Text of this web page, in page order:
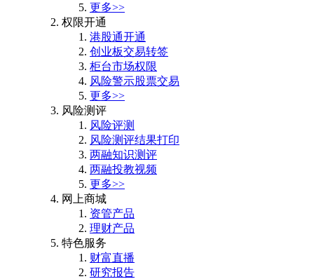
更多>>
权限开通
港股通开通
创业板交易转签
柜台市场权限
风险警示股票交易
更多>>
风险测评
风险评测
风险测评结果打印
两融知识测评
两融投教视频
更多>>
网上商城
资管产品
理财产品
特色服务
财富直播
研究报告